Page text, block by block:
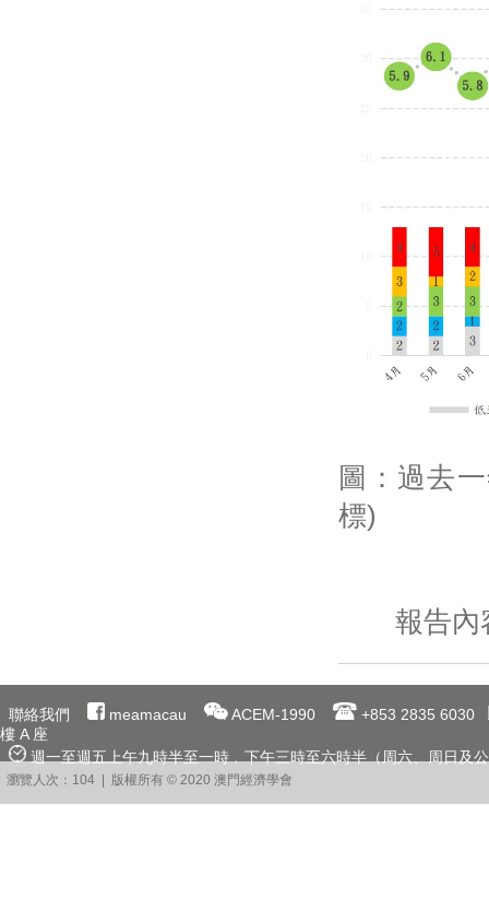
圖：過去
標)
報告內
聯絡我們 meamacau ACEM-1990
+853 2835 6030
樓 A 座
週一至週五上午九時半至一時﹐下午三時至六時半（周六、周日及
瀏覽人次：104 | 版權所有 © 2020 澳門經濟學會